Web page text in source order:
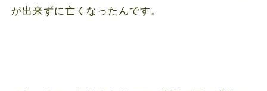
が出来ずに亡くなったんです。